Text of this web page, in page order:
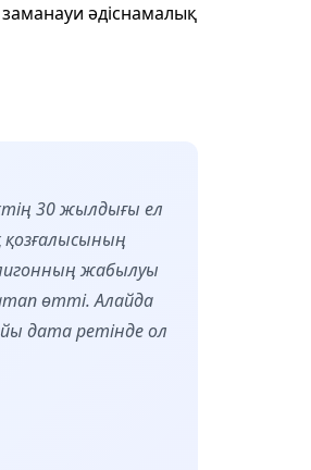
заманауи әдіснамалық
30 жылдығы ел
қозғалысының
жабылуы
өтті. Алайда
дата ретінде ол